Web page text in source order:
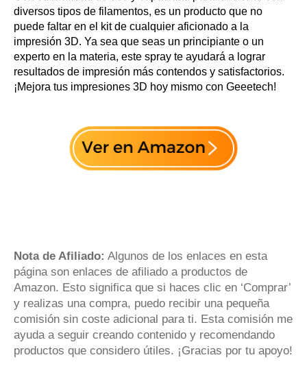
diversos tipos de filamentos, es un producto que no
puede faltar en el kit de cualquier aficionado a la
impresión 3D. Ya sea que seas un principiante o un
experto en la materia, este spray te ayudará a lograr
resultados de impresión más contendos y satisfactorios.
¡Mejora tus impresiones 3D hoy mismo con Geeetech!
Nota de Afiliado: Algunos de los enlaces en esta
página son enlaces de afiliado a productos de
Amazon. Esto significa que si haces clic en ‘Comprar’
y realizas una compra, puedo recibir una pequeña
comisión sin coste adicional para ti. Esta comisión me
ayuda a seguir creando contenido y recomendando
productos que considero útiles. ¡Gracias por tu apoyo!